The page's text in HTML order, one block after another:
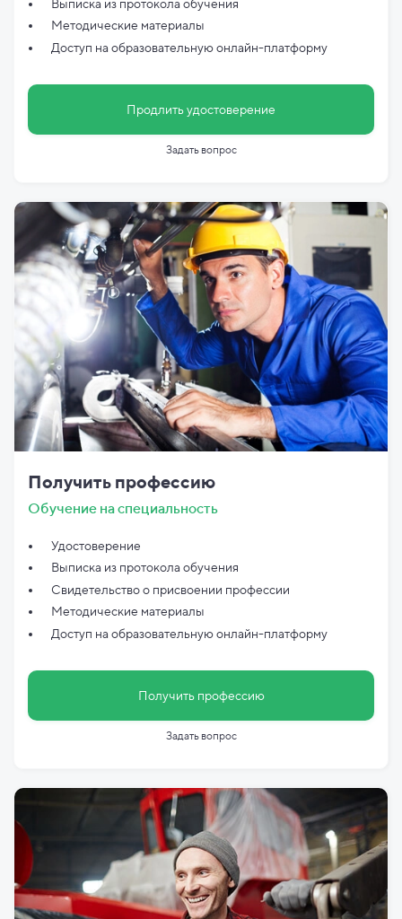
Выписка из протокола обучения
Методические материалы
Доступ на образовательную онлайн-платформу
Продлить удостоверение
Задать вопрос
Получить профессию
Обучение на специальность
Удостоверение
Выписка из протокола обучения
Свидетельство о присвоении профессии
Методические материалы
Доступ на образовательную онлайн-платформу
Получить профессию
Задать вопрос